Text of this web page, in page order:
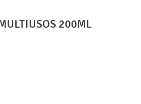
200ML